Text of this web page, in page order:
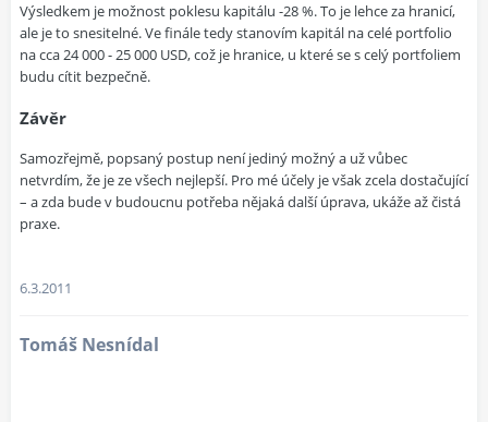
Výsledkem je možnost poklesu kapitálu -28 %. To je lehce za hranicí,
ale je to snesitelné. Ve finále tedy stanovím kapitál na celé portfolio
na cca 24 000 - 25 000 USD, což je hranice, u které se s celý portfoliem
budu cítit bezpečně.
Závěr
Samozřejmě, popsaný postup není jediný možný a už vůbec
netvrdím, že je ze všech nejlepší. Pro mé účely je však zcela dostačující
– a zda bude v budoucnu potřeba nějaká další úprava, ukáže až čistá
praxe.
6.3.2011
Tomáš Nesnídal